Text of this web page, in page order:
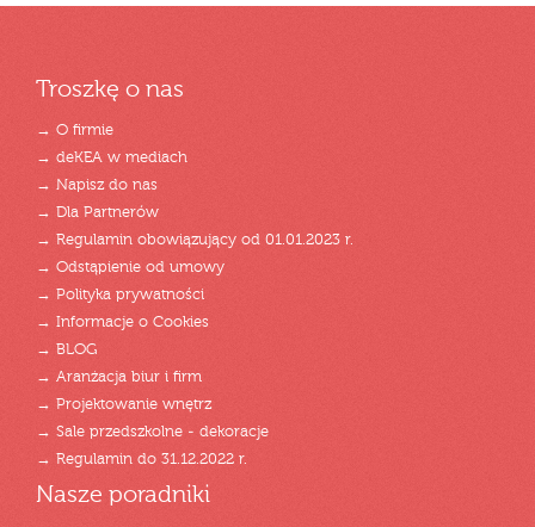
Troszkę o nas
→ O firmie
→ deKEA w mediach
→ Napisz do nas
→ Dla Partnerów
→ Regulamin obowiązujący od 01.01.2023 r.
→ Odstąpienie od umowy
→ Polityka prywatności
→ Informacje o Cookies
→ BLOG
→ Aranżacja biur i firm
→ Projektowanie wnętrz
→ Sale przedszkolne - dekoracje
→ Regulamin do 31.12.2022 r.
Nasze poradniki